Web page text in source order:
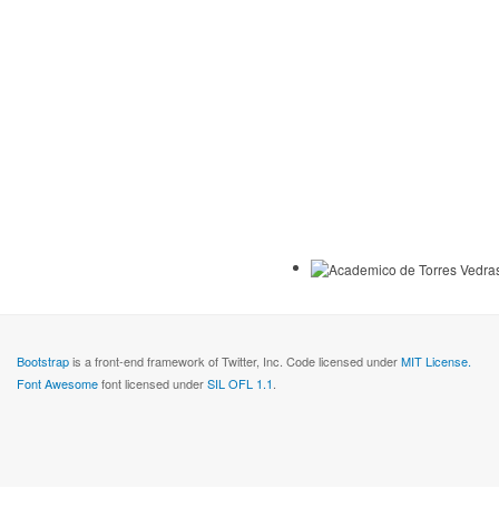
Bootstrapis a front-end framework of Twitter, Inc. Code licensed underMIT License.
Font Awesomefont licensed underSIL OFL 1.1